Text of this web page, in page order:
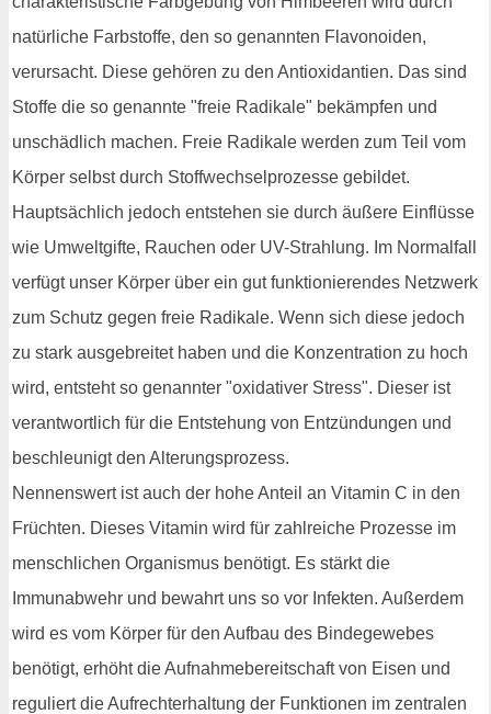
natürliche Farbstoffe, den so genannten Flavonoiden,
verursacht. Diese gehören zu den Antioxidantien. Das sind
Stoffe die so genannte "freie Radikale" bekämpfen und
unschädlich machen. Freie Radikale werden zum Teil vom
Körper selbst durch Stoffwechselprozesse gebildet.
Hauptsächlich jedoch entstehen sie durch äußere Einflüsse
wie Umweltgifte, Rauchen oder UV-Strahlung. Im Normalfall
verfügt unser Körper über ein gut funktionierendes Netzwerk
zum Schutz gegen freie Radikale. Wenn sich diese jedoch
zu stark ausgebreitet haben und die Konzentration zu hoch
wird, entsteht so genannter "oxidativer Stress". Dieser ist
verantwortlich für die Entstehung von Entzündungen und
beschleunigt den Alterungsprozess.
Nennenswert ist auch der hohe Anteil an Vitamin C in den
Früchten. Dieses Vitamin wird für zahlreiche Prozesse im
menschlichen Organismus benötigt. Es stärkt die
Immunabwehr und bewahrt uns so vor Infekten. Außerdem
wird es vom Körper für den Aufbau des Bindegewebes
benötigt, erhöht die Aufnahmebereitschaft von Eisen und
reguliert die Aufrechterhaltung der Funktionen im zentralen